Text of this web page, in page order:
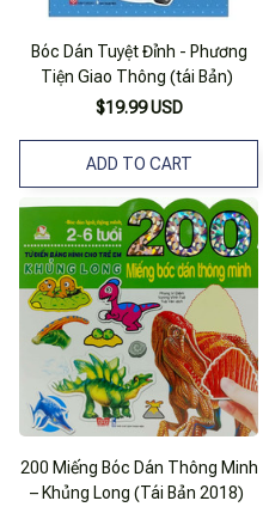
Bóc Dán Tuyệt Đỉnh - Phương
Tiện Giao Thông (tái Bản)
$19.99 USD
ADD TO CART
200 Miếng Bóc Dán Thông Minh
– Khủng Long (Tái Bản 2018)